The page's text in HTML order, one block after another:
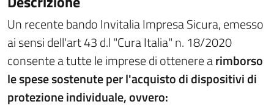
Un recente bando Invitalia Impresa Sicura, emesso
ai sensi dell'art 43 d.l "Cura Italia" n. 18/2020
consente a tutte le imprese di ottenere arimborso
le spese sostenute per l'acquisto di dispositivi di
protezione individuale, ovvero: